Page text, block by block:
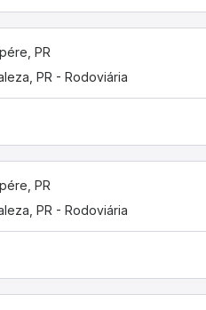
PR
PR - Rodoviária
PR
PR - Rodoviária